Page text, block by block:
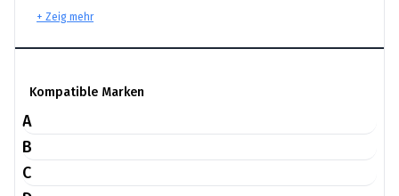
+ Zeig mehr
Kompatible Marken
A
B
C